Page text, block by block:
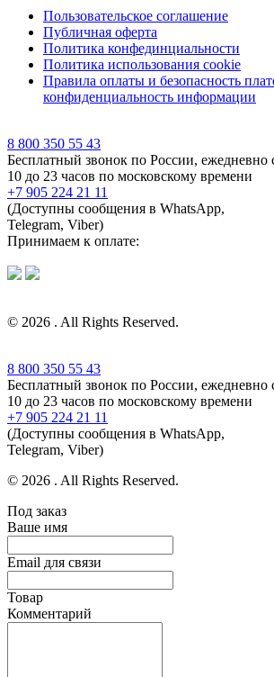
Пользовательское соглашение
Публичная оферта
Политика конфединциальности
Политика использования cookie
Правила оплаты и безопасность
конфиденциальность информации
8 800 350 55 43
Бесплатный звонок по России, ежедневно
10 до 23 часов по московскому времени
+7 905 224 21 11
(Доступны сообщения в WhatsApp,
Telegram, Viber)
Принимаем к оплате:
© 2026 . All Rights Reserved.
8 800 350 55 43
Бесплатный звонок по России, ежедневно
10 до 23 часов по московскому времени
+7 905 224 21 11
(Доступны сообщения в WhatsApp,
Telegram, Viber)
© 2026 . All Rights Reserved.
Под заказ
Ваше имя
Email для связи
Товар
Комментарий